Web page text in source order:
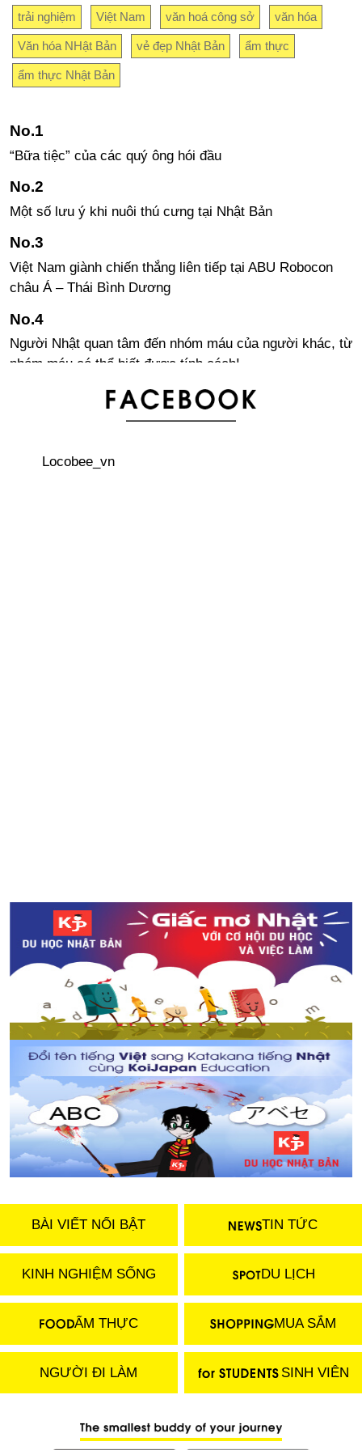
trải nghiệm Việt Nam văn hoá công sở văn hóa
Văn hóa NHật Bản vẻ đẹp Nhật Bản ẩm thực
ẩm thực Nhật Bản
“Bữa tiệc” của các quý ông hói đầu
Một số lưu ý khi nuôi thú cưng tại Nhật Bản
Việt Nam giành chiến thắng liên tiếp tại ABU Robocon
châu Á – Thái Bình Dương
Người Nhật quan tâm đến nhóm máu của người khác, từ
nhóm máu có thể biết được tính cách!
Bảng xếp hạng thành phố “dễ sống” nhất trên thế giới
Locobee_vn
BÀI VIẾT NỔI BẬT TIN TỨC
KINH NGHIỆM SỐNG DU LỊCH
ẨM THỰC MUA SẮM
NGƯỜI ĐI LÀM SINH VIÊN